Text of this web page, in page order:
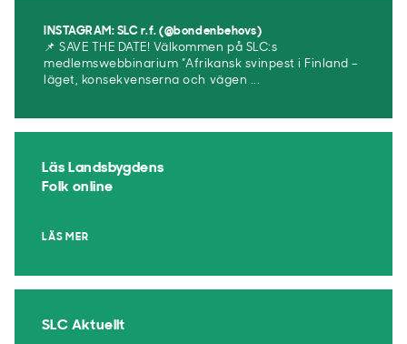
INSTAGRAM: SLC r.f. (@bondenbehovs)
📌 SAVE THE DATE! Välkommen på SLC:s
medlemswebbinarium ”Afrikansk svinpest i Finland –
läget, konsekvenserna och vägen ...
Läs Landsbygdens
Folk online
LÄS MER
SLC Aktuellt